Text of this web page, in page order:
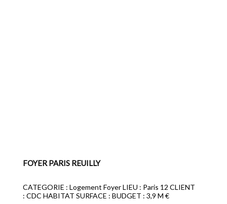
FOYER PARIS REUILLY
CATEGORIE : Logement Foyer LIEU : Paris 12 CLIENT
: CDC HABITAT SURFACE : BUDGET : 3,9 M €